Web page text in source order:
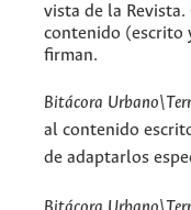
vista de la
contenido (escrito
firman.
Bitácora
al contenido
de adaptarlos